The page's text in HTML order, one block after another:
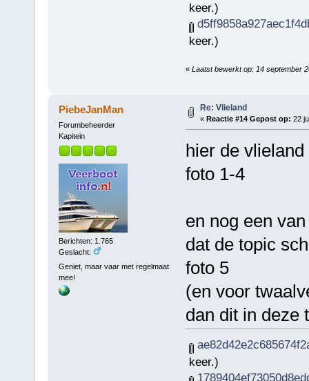
keer.)
keer.)
« Laatst bewerkt op: 14 september
PiebeJanMan
Forumbeheerder
Kapitein
Berichten: 1.765
Geslacht:
Geniet, maar vaar met regelmaat
mee!
Re: Vlieland
« Reactie #14 Gepost op: 22
hier de
foto 1-4
en nog een
dat de topic
foto 5
(en voor
dan dit in deze
keer.)